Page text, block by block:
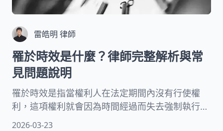
雷皓明 律師
罹於時效是什麼？律師完整解析與常
見問題說明
罹於時效是指當權利人在法定期間內沒有行使權
利，這項權利就會因為時間經過而失去強制執行的
效力。民法中有一句經典法諺：「法律不保障讓權
2026-03-23